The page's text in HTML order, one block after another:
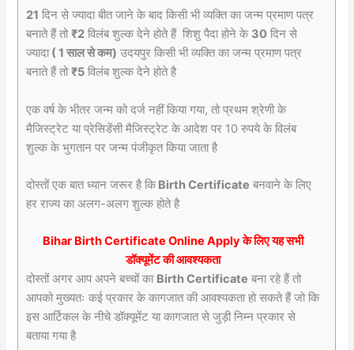
21 दिन से ज्यादा बीत जाने के बाद किसी भी व्यक्ति का जन्म प्रमाण पत्र
बनाते हैं तो₹2 विलंब शुल्क देने होते हैंशिशु पैदा होने के 30 दिन से
ज्यादा( 1 साल से कम) उदयपुर किसी भी व्यक्ति का जन्म प्रमाण पत्र
बनाते हैं तो₹5 विलंब शुल्क देने होते है
एक वर्ष के भीतर जन्म को दर्ज नहीं किया गया, तो प्रथम श्रेणी के
मैजिस्ट्रेट या प्रेसिडेंसी मैजिस्ट्रेट के आदेश पर 10 रुपये के विलंब
शुल्क के भुगतान पर जन्म पंजीकृत किया जाता है
दोस्तों एक बात ध्यान जरूर है किBirth Certificate बनवाने के लिए
हर राज्य का अलग-अलग शुल्क होते है
Bihar Birth Certificate Online Apply के लिए यह सभी
डॉक्यूमेंट की आवश्यकता
दोस्तों अगर आप अपने बच्चों का Birth Certificate बना रहे हैं तो
आपको मुख्यतः कई प्रकार के कागजात की आवश्यकता हो सकते हैं जो कि
इस आर्टिकल के नीचे डॉक्यूमेंट या कागजात से जुड़ी निम्न प्रकार से
बताया गया है